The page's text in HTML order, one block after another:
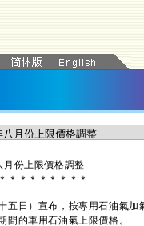
月份上限價格調整
＊ ＊ ＊ ＊ ＊ ＊ ＊ ＊ ＊
日）宣布，按專用石油氣加
間的車用石油氣上限價格。